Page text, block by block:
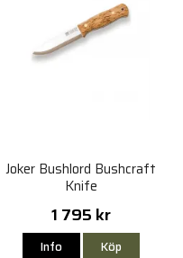
Joker Bushlord Bushcraft
Knife
1 795 kr
Info Köp